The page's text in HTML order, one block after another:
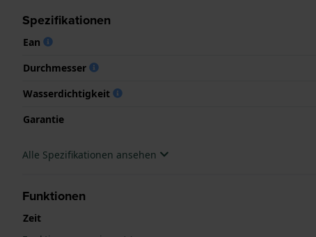
Spezifikationen
Ean
Durchmesser
Wasserdichtigkeit
Garantie
Alle Spezifikationen ansehen
Funktionen
Zeit